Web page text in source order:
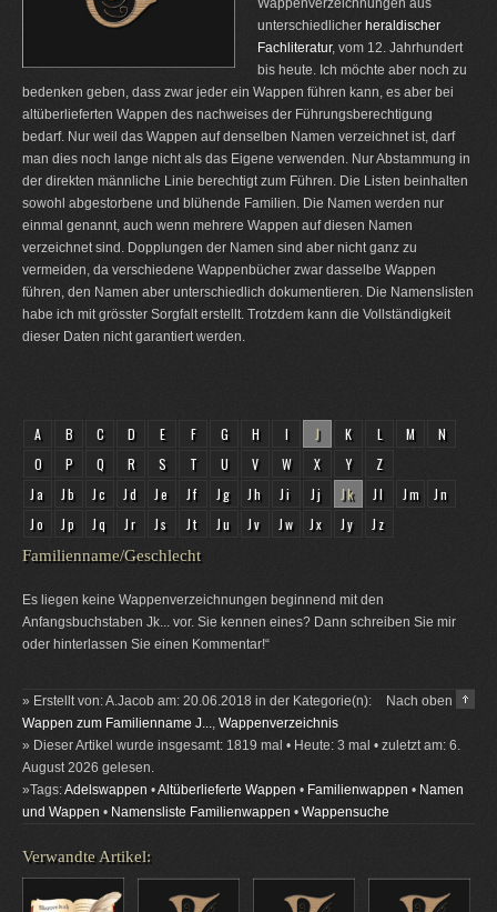
unterschiedlicher heraldischer
Fachliteratur, vom 12. Jahrhundert
bis heute. Ich möchte aber noch zu
bedenken geben, dass zwar jeder ein Wappen führen kann, es aber bei
altüberlieferten Wappen des nachweises der Führungsberechtigung
bedarf. Nur weil das Wappen auf denselben Namen verzeichnet ist, darf
man dies noch lange nicht als das Eigene verwenden. Nur Abstammung in
der direkten männliche Linie berechtigt zum Führen. Die Listen beinhalten
sowohl abgestorbene und blühende Familien. Die Namen werden nur
einmal genannt, auch wenn mehrere Wappen auf diesen Namen
verzeichnet sind. Dopplungen der Namen sind aber nicht ganz zu
vermeiden, da verschiedene Wappenbücher zwar dasselbe Wappen
führen, den Namen aber unterschiedlich dokumentieren. Die Namenslisten
habe ich mit grösster Sorgfalt erstellt. Trotzdem kann die Vollständigkeit
dieser Daten nicht garantiert werden.
A B C D E F G H I J K L M
N
O
P Q R S T U V W X Y
Z
Ja
Jb Jc Jd Je Jf Jg Jh Ji Jj Jk Jl Jm
Jn
Jo
Jp Jq Jr Js Jt Ju Jv Jw Jx Jy Jz
Familienname/Geschlecht
Es liegen keine Wappenverzeichnungen beginnend mit den
Anfangsbuchstaben Jk... vor. Sie kennen eines? Dann schreiben Sie mir
oder hinterlassen Sie einen Kommentar!“
Nach oben
» Erstellt von: A.Jacob am: 20.06.2018 in der Kategorie(n):
Wappen zum Familienname J..., Wappenverzeichnis
» Dieser Artikel wurde insgesamt: 1819 mal • Heute: 3 mal • zuletzt am: 6.
August 2026 gelesen.
»Tags:Adelswappen •Altüberlieferte Wappen • Familienwappen • Namen
und Wappen • Namensliste Familienwappen • Wappensuche
Verwandte Artikel: